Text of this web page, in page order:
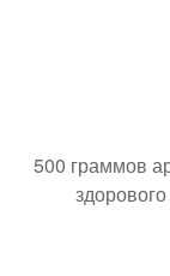
500 граммов